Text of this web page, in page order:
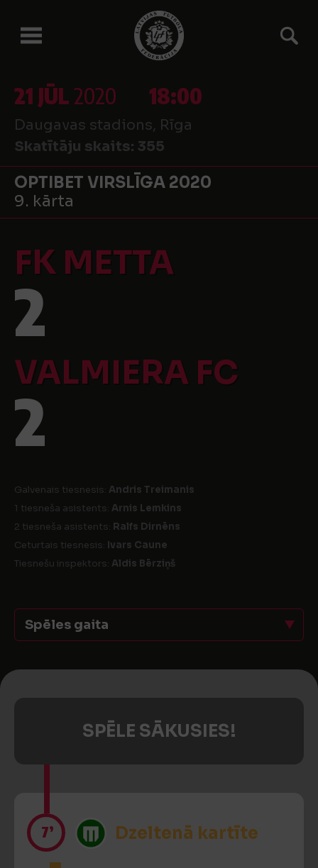
21 JŪL2020 18:00
Daugavas stadions, Rīga
Skatītāju skaits: 355
OPTIBET VIRSLĪGA 2020
9. kārta
FK METTA
2
VALMIERA FC
2
Galvenais tiesnesis: Andris Treimanis
1 tiesneša asistents: Arnis Lemkins
2 tiesneša asistents: Ralfs Dirnēns
Ceturtais tiesnesis: Ivars Caune
Tiesnešu inspektors: Aldis Bērziņš
Spēles gaita
SPĒLE SĀKUSIES!
7’ Dzeltenā kartīte